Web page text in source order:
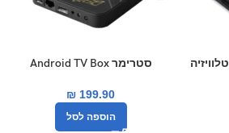
ottocast car tv mate max טלוויזיה
סטרימר Android TV Box
₪ 199.90
הוספה לסל